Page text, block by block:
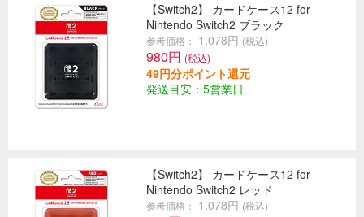
【Switch2】 カードケース12 for
Nintendo Switch2 ブラック
参考価格： 1,078円(税込)
980円 (税込)
49円分ポイント還元
発送目安：5営業日
【Switch2】 カードケース12 for
Nintendo Switch2 レッド
参考価格： 1,078円(税込)